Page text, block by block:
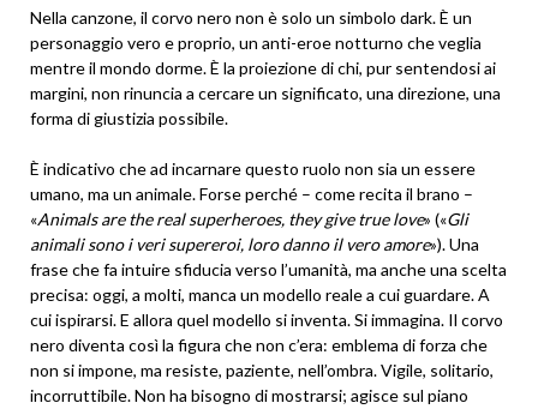
Nella canzone, il corvo nero non è solo un simbolo dark. È un
personaggio vero e proprio, un anti-eroe notturno che veglia
mentre il mondo dorme. È la proiezione di chi, pur sentendosi ai
margini, non rinuncia a cercare un significato, una direzione, una
forma di giustizia possibile.
È indicativo che ad incarnare questo ruolo non sia un essere
umano, ma un animale. Forse perché – come recita il brano –
«Animals are the real superheroes, they give true love» («Gli
animali sono i veri supereroi, loro danno il vero amore»). Una
frase che fa intuire sfiducia verso l’umanità, ma anche una scelta
precisa: oggi, a molti, manca un modello reale a cui guardare. A
cui ispirarsi. E allora quel modello si inventa. Si immagina. Il corvo
nero diventa così la figura che non c’era: emblema di forza che
non si impone, ma resiste, paziente, nell’ombra. Vigile, solitario,
incorruttibile. Non ha bisogno di mostrarsi; agisce sul piano